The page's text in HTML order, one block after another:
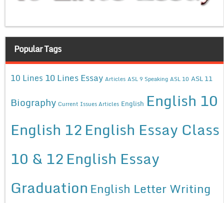
Popular Tags
10 Lines 10 Lines Essay Articles ASL 9 Speaking ASL 10 ASL 11
Biography Current Issues Articles English English 10
English 12English Essay Class
10 & 12English Essay
Graduation English Letter Writing